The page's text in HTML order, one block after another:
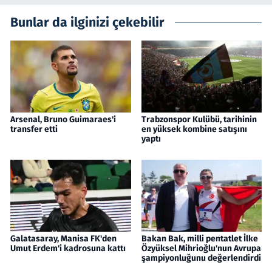
Bunlar da ilginizi çekebilir
Arsenal, Bruno Guimaraes'i
transfer etti
Trabzonspor Kulübü, tarihinin
en yüksek kombine satışını
yaptı
Galatasaray, Manisa FK'den
Umut Erdem'i kadrosuna kattı
Bakan Bak, milli pentatlet İlke
Özyüksel Mihrioğlu'nun Avrupa
şampiyonluğunu değerlendirdi